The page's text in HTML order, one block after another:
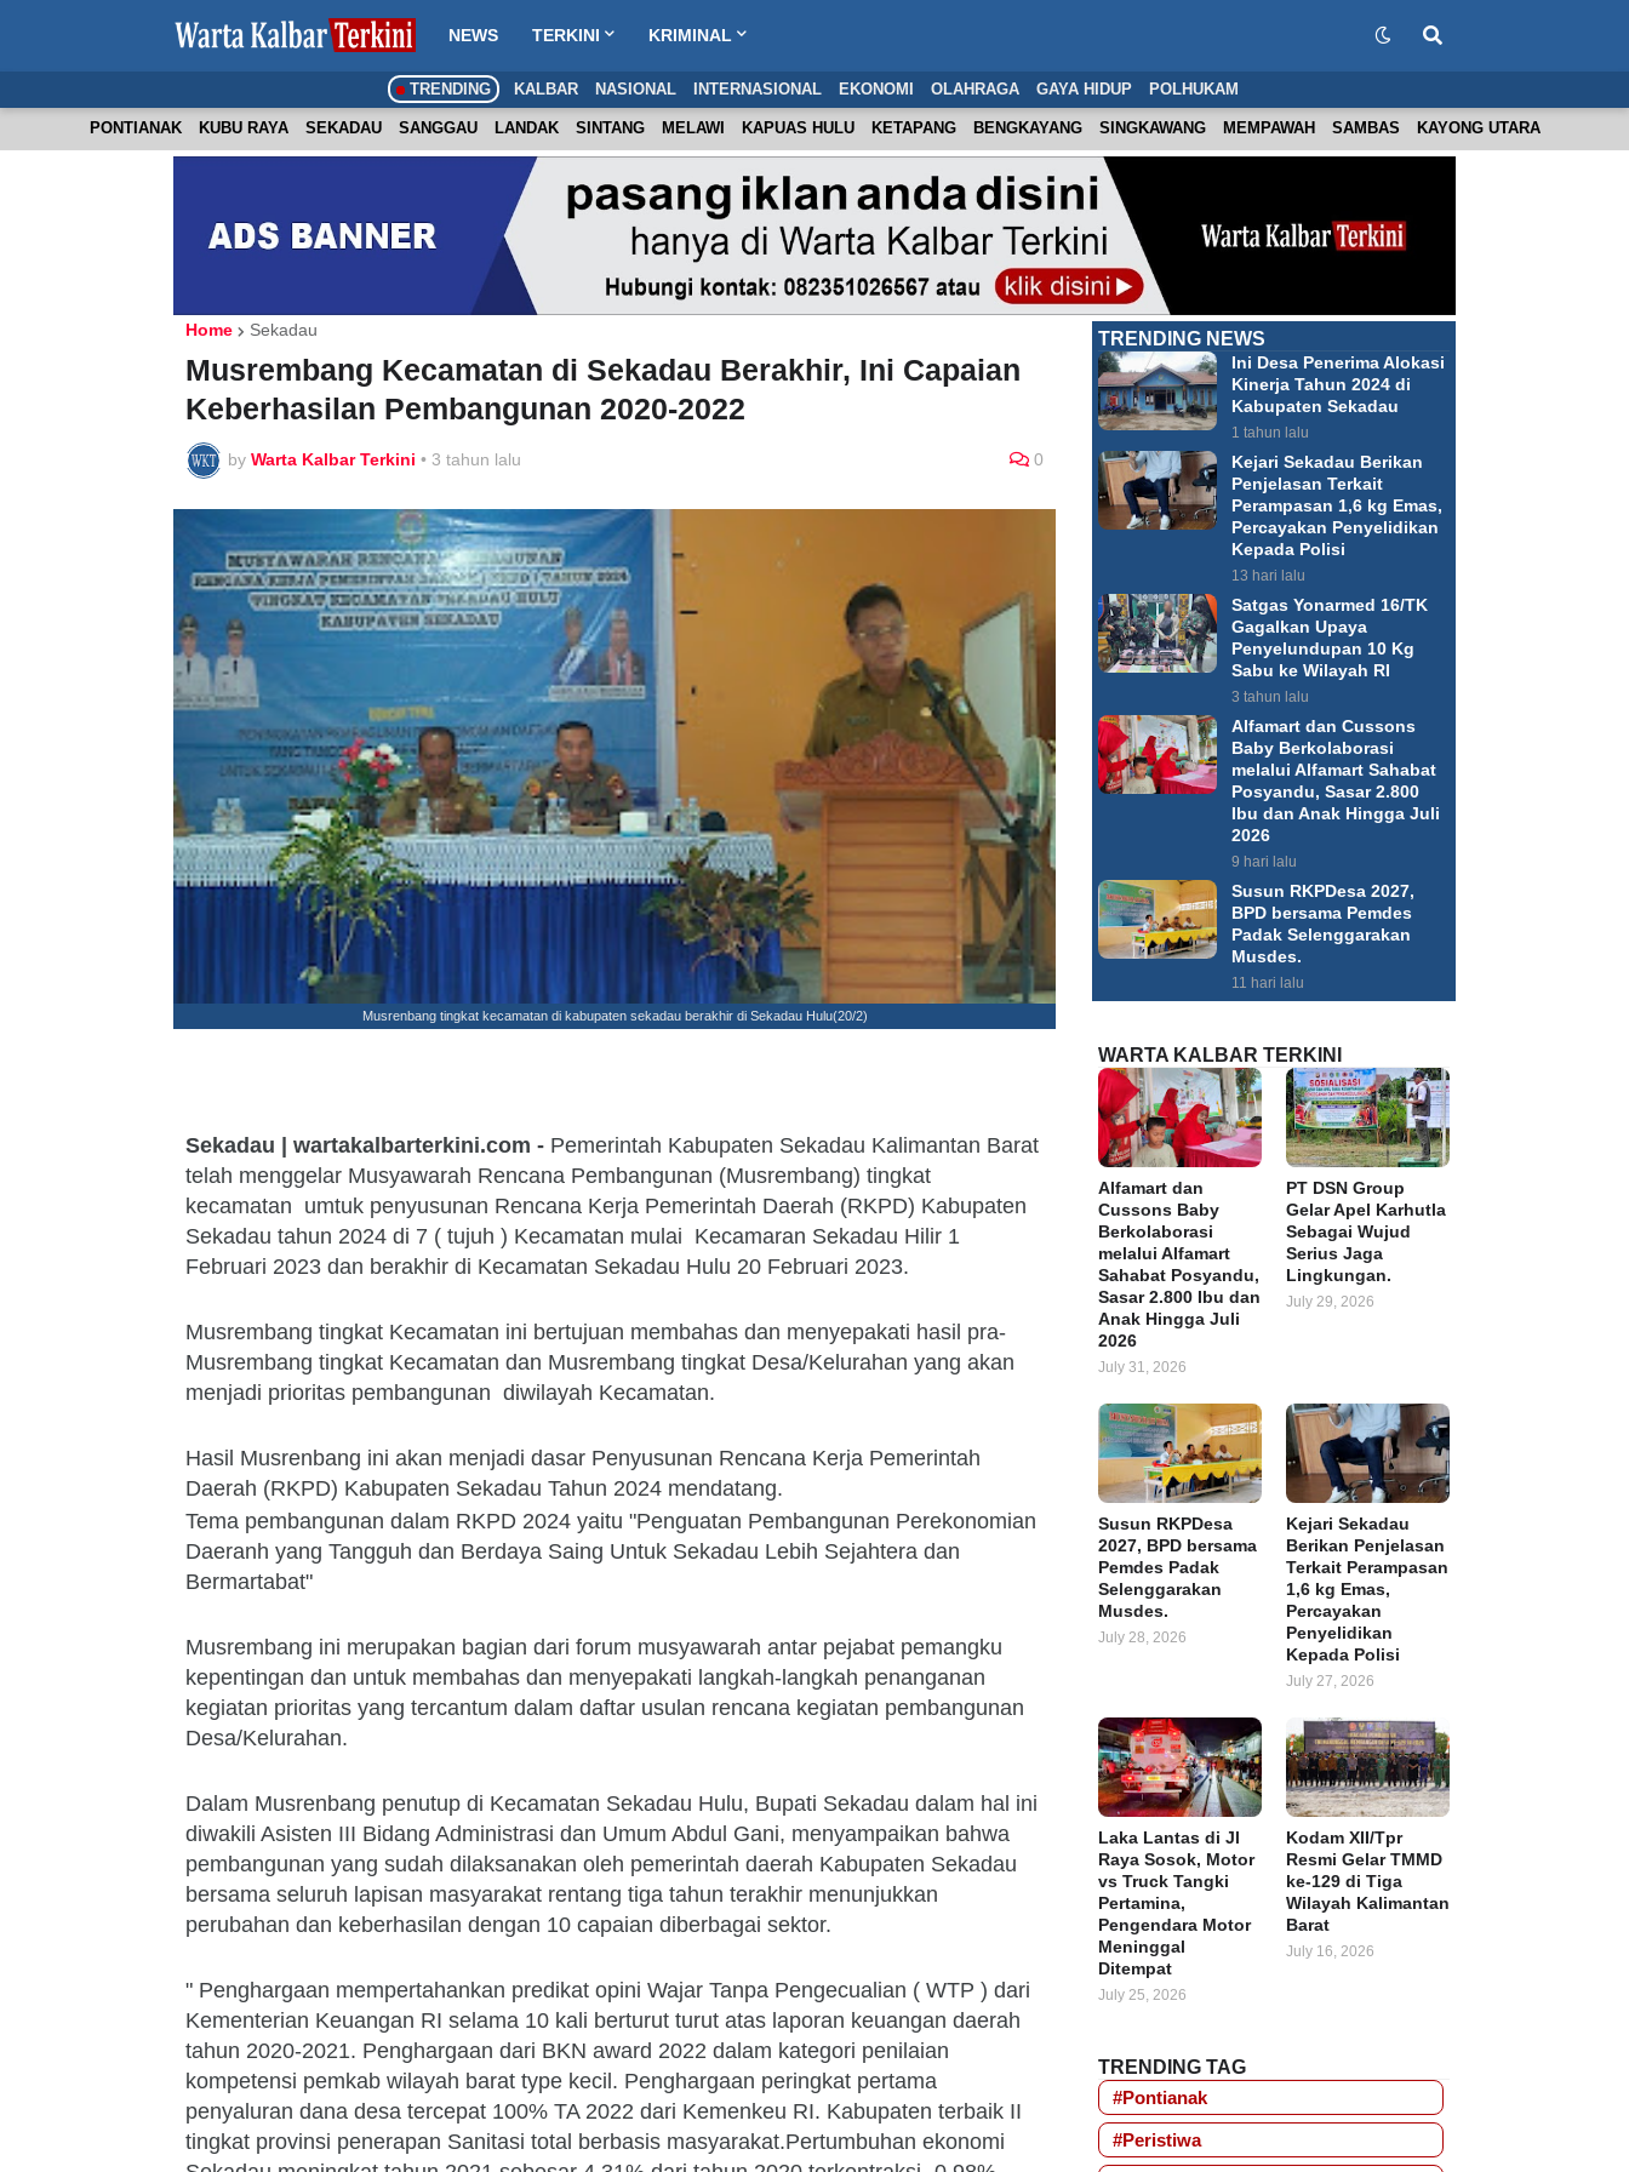
NEWS TERKINI KRIMINAL
TRENDING KALBAR NASIONAL INTERNASIONAL EKONOMI OLAHRAGA GAYA HIDUP POLHUKAM
PONTIANAK KUBU RAYA SEKADAU SANGGAU LANDAK SINTANG MELAWI KAPUAS HULU KETAPANG BENGKAYANG SINGKAWANG MEMPAWAH SAMBAS KAYONG UTARA
Home Sekadau
Musrembang Kecamatan di Sekadau Berakhir, Ini Capaian
Keberhasilan Pembangunan 2020-2022
by Warta Kalbar Terkini • 3 tahun lalu 0
Musrenbang tingkat kecamatan di kabupaten sekadau berakhir di Sekadau Hulu(20/2)
Sekadau | wartakalbarterkini.com - Pemerintah Kabupaten Sekadau Kalimantan Barat
telah menggelar Musyawarah Rencana Pembangunan (Musrembang) tingkat
kecamatan umtuk penyusunan Rencana Kerja Pemerintah Daerah (RKPD) Kabupaten
Sekadau tahun 2024 di 7 ( tujuh ) Kecamatan mulai Kecamaran Sekadau Hilir 1
Februari 2023 dan berakhir di Kecamatan Sekadau Hulu 20 Februari 2023.
Musrembang tingkat Kecamatan ini bertujuan membahas dan menyepakati hasil pra-
Musrembang tingkat Kecamatan dan Musrembang tingkat Desa/Kelurahan yang akan
menjadi prioritas pembangunan diwilayah Kecamatan.
Hasil Musrenbang ini akan menjadi dasar Penyusunan Rencana Kerja Pemerintah
Daerah (RKPD) Kabupaten Sekadau Tahun 2024 mendatang.
Tema pembangunan dalam RKPD 2024 yaitu "Penguatan Pembangunan Perekonomian
Daeranh yang Tangguh dan Berdaya Saing Untuk Sekadau Lebih Sejahtera dan
Bermartabat"
Musrembang ini merupakan bagian dari forum musyawarah antar pejabat pemangku
kepentingan dan untuk membahas dan menyepakati langkah-langkah penanganan
kegiatan prioritas yang tercantum dalam daftar usulan rencana kegiatan pembangunan
Desa/Kelurahan.
Dalam Musrenbang penutup di Kecamatan Sekadau Hulu, Bupati Sekadau dalam hal ini
diwakili Asisten III Bidang Administrasi dan Umum Abdul Gani, menyampaikan bahwa
pembangunan yang sudah dilaksanakan oleh pemerintah daerah Kabupaten Sekadau
bersama seluruh lapisan masyarakat rentang tiga tahun terakhir menunjukkan
perubahan dan keberhasilan dengan 10 capaian diberbagai sektor.
" Penghargaan mempertahankan predikat opini Wajar Tanpa Pengecualian ( WTP ) dari
Kementerian Keuangan RI selama 10 kali berturut turut atas laporan keuangan daerah
tahun 2020-2021. Penghargaan dari BKN award 2022 dalam kategori penilaian
kompetensi pemkab wilayah barat type kecil. Penghargaan peringkat pertama
penyaluran dana desa tercepat 100% TA 2022 dari Kemenkeu RI. Kabupaten terbaik II
tingkat provinsi penerapan Sanitasi total berbasis masyarakat.Pertumbuhan ekonomi
TRENDING NEWS
Ini Desa Penerima Alokasi
Kinerja Tahun 2024 di
Kabupaten Sekadau
1 tahun lalu
Kejari Sekadau Berikan
Penjelasan Terkait
Perampasan 1,6 kg Emas,
Percayakan Penyelidikan
Kepada Polisi
13 hari lalu
Satgas Yonarmed 16/TK
Gagalkan Upaya
Penyelundupan 10 Kg
Sabu ke Wilayah RI
3 tahun lalu
Alfamart dan Cussons
Baby Berkolaborasi
melalui Alfamart Sahabat
Posyandu, Sasar 2.800
Ibu dan Anak Hingga Juli
2026
9 hari lalu
Susun RKPDesa 2027,
BPD bersama Pemdes
Padak Selenggarakan
Musdes.
11 hari lalu
WARTA KALBAR TERKINI
Alfamart dan
Cussons Baby
Berkolaborasi
melalui Alfamart
Sahabat Posyandu,
Sasar 2.800 Ibu dan
Anak Hingga Juli
2026
July 31, 2026
PT DSN Group
Gelar Apel Karhutla
Sebagai Wujud
Serius Jaga
Lingkungan.
July 29, 2026
Susun RKPDesa
2027, BPD bersama
Pemdes Padak
Selenggarakan
Musdes.
July 28, 2026
Kejari Sekadau
Berikan Penjelasan
Terkait Perampasan
1,6 kg Emas,
Percayakan
Penyelidikan
Kepada Polisi
July 27, 2026
Laka Lantas di Jl
Raya Sosok, Motor
vs Truck Tangki
Pertamina,
Pengendara Motor
Meninggal
Ditempat
July 25, 2026
Kodam XII/Tpr
Resmi Gelar TMMD
ke-129 di Tiga
Wilayah Kalimantan
Barat
July 16, 2026
TRENDING TAG
#Pontianak
#Peristiwa